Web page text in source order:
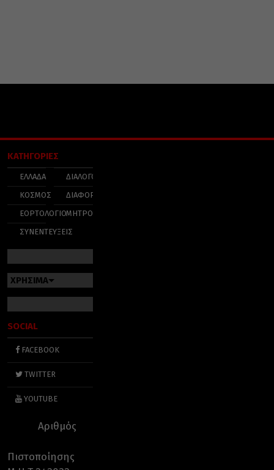
ΚΑΤΗΓΟΡΙΕΣ
ΕΛΛΑΔΑ
ΚΟΣΜΟΣ
ΕΟΡΤΟΛΟΓΙΟ
ΣΥΝΕΝΤΕΥΞΕΙΣ
ΔΙΑΛΟΓΟΣ
ΔΙΑΦΟΡΑ
ΜΗΤΡΟΠΟΛΕΙΣ
ΧΡΗΣΙΜΑ
SOCIAL
FACEBOOK
TWITTER
YOUTUBE
Αριθμός
Πιστοποίησης